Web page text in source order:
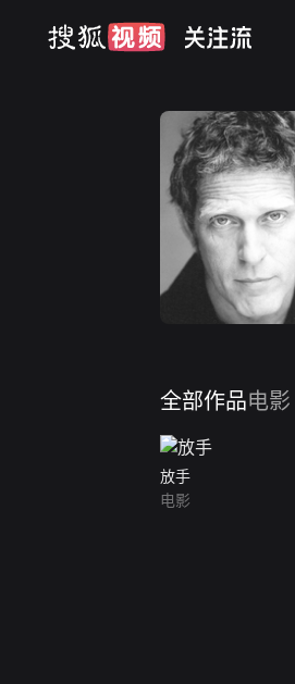
全部作品电影
放手
电影